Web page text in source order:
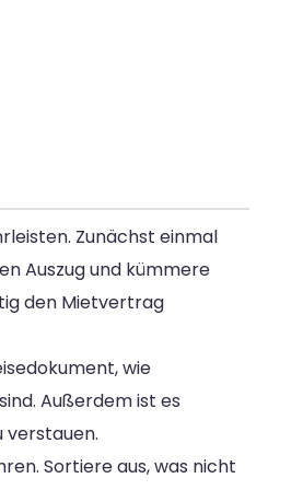
Zunächst einmal
Auszug und kümmere
den Mietvertrag
wie
Außerdem ist es
verstauen.
Sortiere aus, was nicht